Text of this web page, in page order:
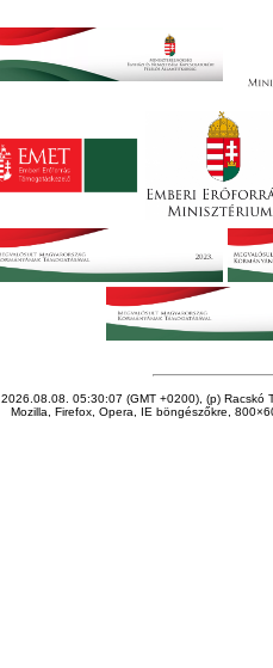
2026.08.08. 05:30:07 (GMT +0200), (p) Racskó
Mozilla, Firefox, Opera, IE böngészőkre,